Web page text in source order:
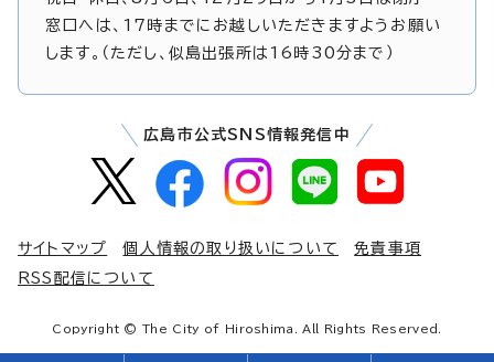
窓口へは、17時までにお越しいただきますようお願い
します。（ただし、似島出張所は16時30分まで）
広島市公式SNS情報発信中
サイトマップ 個人情報の取り扱いについて
免責事項
RSS配信について
Copyright © The City of Hiroshima. All Rights Reserved.